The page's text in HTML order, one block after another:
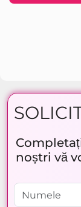
noștri vă